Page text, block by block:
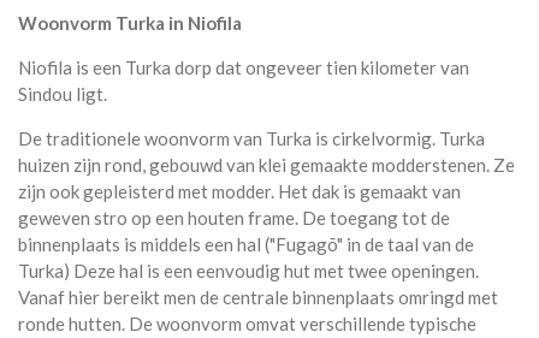
Woonvorm Turka in Niofila
Niofila is een Turka dorp dat ongeveer tien kilometer van
Sindou ligt.
De traditionele woonvorm van Turka is cirkelvormig. Turka
huizen zijn rond, gebouwd van klei gemaakte modderstenen. Ze
zijn ook gepleisterd met modder. Het dak is gemaakt van
geweven stro op een houten frame. De toegang tot de
binnenplaats is middels een hal ("Fugagõ" in de taal van de
Turka) Deze hal is een eenvoudig hut met twee openingen.
Vanaf hier bereikt men de centrale binnenplaats omringd met
ronde hutten. De woonvorm omvat verschillende typische